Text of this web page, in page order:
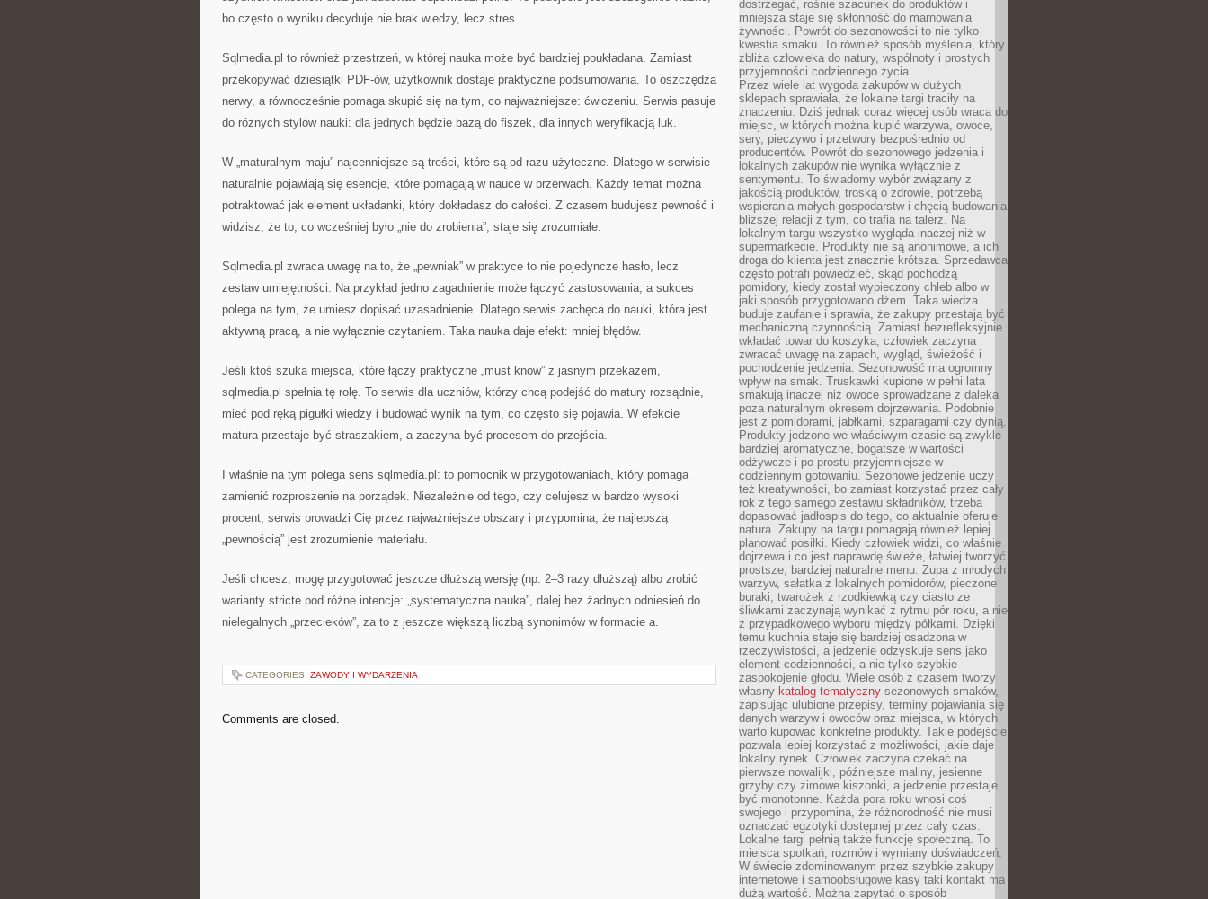
bo często o wyniku decyduje nie brak wiedzy, lecz stres.
Sqlmedia.pl to również przestrzeń, w której nauka może być bardziej poukładana. Zamiast
przekopywać dziesiątki PDF-ów, użytkownik dostaje praktyczne podsumowania. To oszczędza
nerwy, a równocześnie pomaga skupić się na tym, co najważniejsze: ćwiczeniu. Serwis pasuje
do różnych stylów nauki: dla jednych będzie bazą do fiszek, dla innych weryfikacją luk.
W „maturalnym maju” najcenniejsze są treści, które są od razu użyteczne. Dlatego w serwisie
naturalnie pojawiają się esencje, które pomagają w nauce w przerwach. Każdy temat można
potraktować jak element układanki, który dokładasz do całości. Z czasem budujesz pewność i
widzisz, że to, co wcześniej było „nie do zrobienia”, staje się zrozumiałe.
Sqlmedia.pl zwraca uwagę na to, że „pewniak” w praktyce to nie pojedyncze hasło, lecz
zestaw umiejętności. Na przykład jedno zagadnienie może łączyć zastosowania, a sukces
polega na tym, że umiesz dopisać uzasadnienie. Dlatego serwis zachęca do nauki, która jest
aktywną pracą, a nie wyłącznie czytaniem. Taka nauka daje efekt: mniej błędów.
Jeśli ktoś szuka miejsca, które łączy praktyczne „must know” z jasnym przekazem,
sqlmedia.pl spełnia tę rolę. To serwis dla uczniów, którzy chcą podejść do matury rozsądnie,
mieć pod ręką pigułki wiedzy i budować wynik na tym, co często się pojawia. W efekcie
matura przestaje być straszakiem, a zaczyna być procesem do przejścia.
I właśnie na tym polega sens sqlmedia.pl: to pomocnik w przygotowaniach, który pomaga
zamienić rozproszenie na porządek. Niezależnie od tego, czy celujesz w bardzo wysoki
procent, serwis prowadzi Cię przez najważniejsze obszary i przypomina, że najlepszą
„pewnością” jest zrozumienie materiału.
Jeśli chcesz, mogę przygotować jeszcze dłuższą wersję (np. 2–3 razy dłuższą) albo zrobić
warianty stricte pod różne intencje: „systematyczna nauka”, dalej bez żadnych odniesień do
nielegalnych „przecieków”, za to z jeszcze większą liczbą synonimów w formacie a.
CATEGORIES: ZAWODY I WYDARZENIA
Comments are closed.
dostrzegać, rośnie szacunek do produktów i
mniejsza staje się skłonność do marnowania
żywności. Powrót do sezonowości to nie tylko
kwestia smaku. To również sposób myślenia, który
zbliża człowieka do natury, wspólnoty i prostych
przyjemności codziennego życia.
Przez wiele lat wygoda zakupów w dużych
sklepach sprawiała, że lokalne targi traciły na
znaczeniu. Dziś jednak coraz więcej osób wraca do
miejsc, w których można kupić warzywa, owoce,
sery, pieczywo i przetwory bezpośrednio od
producentów. Powrót do sezonowego jedzenia i
lokalnych zakupów nie wynika wyłącznie z
sentymentu. To świadomy wybór związany z
jakością produktów, troską o zdrowie, potrzebą
wspierania małych gospodarstw i chęcią budowania
bliższej relacji z tym, co trafia na talerz. Na
lokalnym targu wszystko wygląda inaczej niż w
supermarkecie. Produkty nie są anonimowe, a ich
droga do klienta jest znacznie krótsza. Sprzedawca
często potrafi powiedzieć, skąd pochodzą
pomidory, kiedy został wypieczony chleb albo w
jaki sposób przygotowano dżem. Taka wiedza
buduje zaufanie i sprawia, że zakupy przestają być
mechaniczną czynnością. Zamiast bezrefleksyjnie
wkładać towar do koszyka, człowiek zaczyna
zwracać uwagę na zapach, wygląd, świeżość i
pochodzenie jedzenia. Sezonowość ma ogromny
wpływ na smak. Truskawki kupione w pełni lata
smakują inaczej niż owoce sprowadzane z daleka
poza naturalnym okresem dojrzewania. Podobnie
jest z pomidorami, jabłkami, szparagami czy dynią.
Produkty jedzone we właściwym czasie są zwykle
bardziej aromatyczne, bogatsze w wartości
odżywcze i po prostu przyjemniejsze w
codziennym gotowaniu. Sezonowe jedzenie uczy
też kreatywności, bo zamiast korzystać przez cały
rok z tego samego zestawu składników, trzeba
dopasować jadłospis do tego, co aktualnie oferuje
natura. Zakupy na targu pomagają również lepiej
planować posiłki. Kiedy człowiek widzi, co właśnie
dojrzewa i co jest naprawdę świeże, łatwiej tworzyć
prostsze, bardziej naturalne menu. Zupa z młodych
warzyw, sałatka z lokalnych pomidorów, pieczone
buraki, twarożek z rzodkiewką czy ciasto ze
śliwkami zaczynają wynikać z rytmu pór roku, a nie
z przypadkowego wyboru między półkami. Dzięki
temu kuchnia staje się bardziej osadzona w
rzeczywistości, a jedzenie odzyskuje sens jako
element codzienności, a nie tylko szybkie
zaspokojenie głodu. Wiele osób z czasem tworzy
własny katalog tematyczny sezonowych smaków,
zapisując ulubione przepisy, terminy pojawiania się
danych warzyw i owoców oraz miejsca, w których
warto kupować konkretne produkty. Takie podejście
pozwala lepiej korzystać z możliwości, jakie daje
lokalny rynek. Człowiek zaczyna czekać na
pierwsze nowalijki, późniejsze maliny, jesienne
grzyby czy zimowe kiszonki, a jedzenie przestaje
być monotonne. Każda pora roku wnosi coś
swojego i przypomina, że różnorodność nie musi
oznaczać egzotyki dostępnej przez cały czas.
Lokalne targi pełnią także funkcję społeczną. To
miejsca spotkań, rozmów i wymiany doświadczeń.
W świecie zdominowanym przez szybkie zakupy
internetowe i samoobsługowe kasy taki kontakt ma
dużą wartość. Można zapytać o sposób